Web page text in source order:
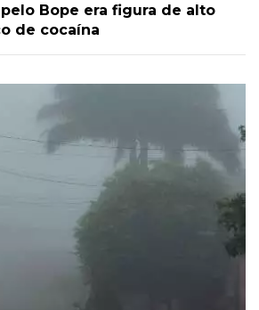
Bope era figura de alto
de cocaína